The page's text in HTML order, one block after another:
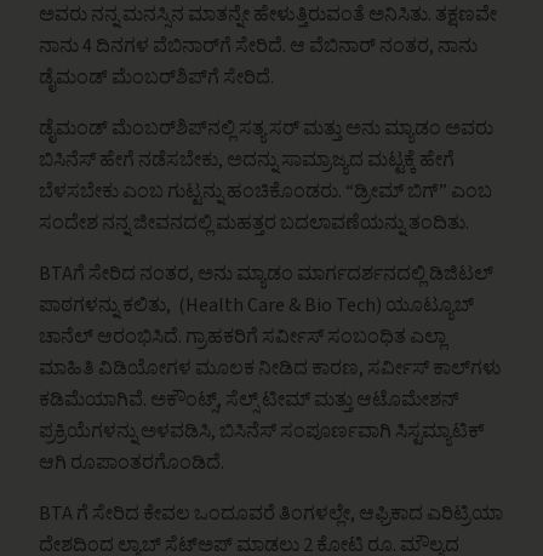
ಅವರು ನನ್ನ ಮನಸ್ಸಿನ ಮಾತನ್ನೇ ಹೇಳುತ್ತಿರುವಂತೆ ಅನಿಸಿತು. ತಕ್ಷಣವೇ
ನಾನು 4 ದಿನಗಳ ವೆಬಿನಾರ್‌ಗೆ ಸೇರಿದೆ. ಆ ವೆಬಿನಾರ್ ನಂತರ, ನಾನು
ಡೈಮಂಡ್ ಮೆಂಬರ್‌ಶಿಪ್‌ಗೆ ಸೇರಿದೆ.
ಡೈಮಂಡ್ ಮೆಂಬರ್‌ಶಿಪ್‌ನಲ್ಲಿ ಸತ್ಯ ಸರ್ ಮತ್ತು ಅನು ಮ್ಯಾಡಂ ಅವರು
ಬಿಸಿನೆಸ್ ಹೇಗೆ ನಡೆಸಬೇಕು, ಅದನ್ನು ಸಾಮ್ರಾಜ್ಯದ ಮಟ್ಟಕ್ಕೆ ಹೇಗೆ
ಬೆಳಸಬೇಕು ಎಂಬ ಗುಟ್ಟನ್ನು ಹಂಚಿಕೊಂಡರು. “ಡ್ರೀಮ್ ಬಿಗ್” ಎಂಬ
ಸಂದೇಶ ನನ್ನ ಜೀವನದಲ್ಲಿ ಮಹತ್ತರ ಬದಲಾವಣೆಯನ್ನು ತಂದಿತು.
BTAಗೆ ಸೇರಿದ ನಂತರ, ಅನು ಮ್ಯಾಡಂ ಮಾರ್ಗದರ್ಶನದಲ್ಲಿ ಡಿಜಿಟಲ್
ಪಾಠಗಳನ್ನು ಕಲಿತು, (Health Care & Bio Tech) ಯೂಟ್ಯೂಬ್
ಚಾನೆಲ್ ಆರಂಭಿಸಿದೆ. ಗ್ರಾಹಕರಿಗೆ ಸರ್ವೀಸ್ ಸಂಬಂಧಿತ ಎಲ್ಲಾ
ಮಾಹಿತಿ ವಿಡಿಯೋಗಳ ಮೂಲಕ ನೀಡಿದ ಕಾರಣ, ಸರ್ವೀಸ್ ಕಾಲ್‌ಗಳು
ಕಡಿಮೆಯಾಗಿವೆ. ಅಕೌಂಟ್ಸ್, ಸೆಲ್ಸ್ ಟೀಮ್ ಮತ್ತು ಆಟೊಮೇಶನ್
ಪ್ರಕ್ರಿಯೆಗಳನ್ನು ಅಳವಡಿಸಿ, ಬಿಸಿನೆಸ್ ಸಂಪೂರ್ಣವಾಗಿ ಸಿಸ್ಟಮ್ಯಾಟಿಕ್
ಆಗಿ ರೂಪಾಂತರಗೊಂಡಿದೆ.
BTA ಗೆ ಸೇರಿದ ಕೇವಲ ಒಂದೂವರೆ ತಿಂಗಳಲ್ಲೇ, ಆಫ್ರಿಕಾದ ಎರಿಟ್ರಿಯಾ
ದೇಶದಿಂದ ಲ್ಯಾಬ್ ಸೆಟ್‌ಅಪ್ ಮಾಡಲು 2 ಕೋಟಿ ರೂ. ಮೌಲ್ಯದ